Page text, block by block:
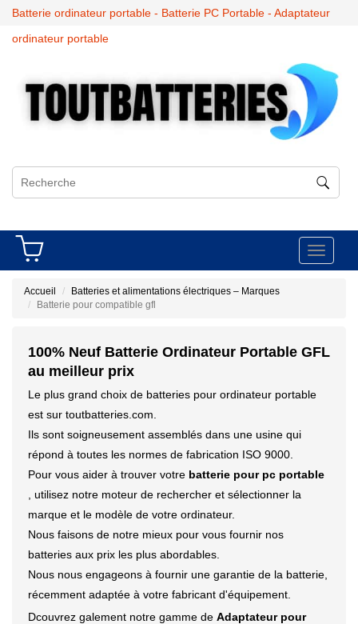
Batterie ordinateur portable - Batterie PC Portable - Adaptateur
ordinateur portable
Toggle
Accueil
Batteries et alimentations électriques – Marques
Batterie pour compatible gfl
100% Neuf Batterie Ordinateur Portable GFL
au meilleur prix
Le plus grand choix de batteries pour ordinateur portable
est sur toutbatteries.com.
Ils sont soigneusement assemblés dans une usine qui
répond à toutes les normes de fabrication ISO 9000.
Pour vous aider à trouver votre batterie pour pc portable
, utilisez notre moteur de rechercher et sélectionner la
marque et le modèle de votre ordinateur.
Nous faisons de notre mieux pour vous fournir nos
batteries aux prix les plus abordables.
Nous nous engageons à fournir une garantie de la batterie,
récemment adaptée à votre fabricant d'équipement.
Dcouvrez galement notre gamme de Adaptateur pour